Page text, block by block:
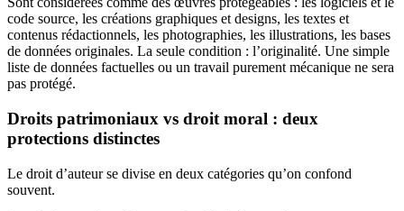
code source, les créations graphiques et designs, les textes et
contenus rédactionnels, les photographies, les illustrations, les bases
de données originales. La seule condition : l’originalité. Une simple
liste de données factuelles ou un travail purement mécanique ne sera
pas protégé.
Droits patrimoniaux vs droit moral : deux
protections distinctes
Le droit d’auteur se divise en deux catégories qu’on confond
souvent.